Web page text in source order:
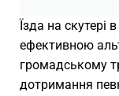
Їзда на скутері
ефективною
громадському
дотримання